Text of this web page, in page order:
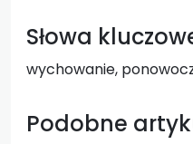
Słowa
wychowanie,
Podobne